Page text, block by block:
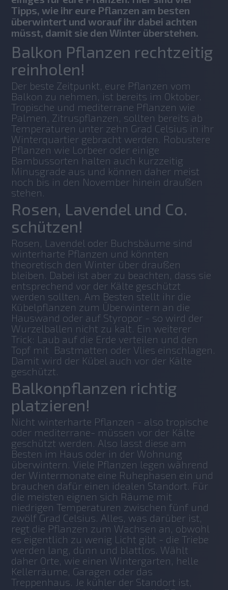
Tipps, wie ihr eure Pflanzen am besten
überwintert und worauf ihr dabei achten
müsst, damit sie den Winter überstehen.
Balkon Pflanzen rechtzeitig
reinholen!
Der beste Zeitpunkt, eure Pflanzen vom
Balkon zu nehmen, ist bereits im Oktober.
Tropische und mediterrane Pflanzen wie
Palmen, Zitruspflanzen, sollten bereits ab
Temperaturen unter zehn Grad Celsius in ihr
Winterquartier gebracht werden. Robustere
Pflanzen wie Lorbeer oder einige
Bambussorten halten auch kurzzeitig
Minusgrade aus und können daher meist
noch bis in den November hinein draußen
stehen.
Rosen, Lavendel und Co.
schützen!
Rosen, Lavendel oder Buchsbäume sind
winterharte Pflanzen und könnten
theoretisch den Winter über draußen
bleiben. Dabei ist aber zu beachten, dass sie
entsprechend vor der Kälte geschützt
werden sollten. Am Besten stellt ihr die
Kübelpflanzen zum Überwintern an die
Hauswand oder auf Styropor - so wird der
Wurzelballen nicht zu kalt. Ein weiterer
Trick: Laub auf die Erde verteilen und den
Topf mit  Bastmatten oder Vlies einschlagen.
Damit wird der Kübel auch vor der Kälte
geschützt.
Balkonpflanzen richtig
platzieren!
Nicht winterharte Pflanzen - also tropische
oder mediterrane- müssen vor der Kälte
geschützt werden. Also lasst diese am
Besten im Haus oder in der Wohnung
überwintern. Viele Pflanzen legen während
der Wintermonate eine Ruhephasen ein und
brauchen dafür einen idealen Standort. Für
die meisten eignen sich Räume mit
niedrigen Temperaturen zwischen fünf und
zwölf Grad Celsius. Alles, was darüber ist,
regt die Pflanzen zum Wachsen an, obwohl
es eigentlich zu wenig Licht gibt - die Triebe
werden lang, dünn und blattlos. Wählt
daher Orte, wie einen Wintergarten, helle
Kellerräume, Garagen oder das
Treppenhaus. Je kühler der Standort ist,